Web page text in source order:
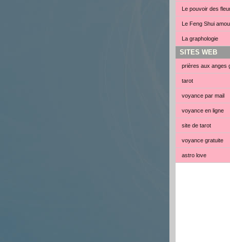
Le pouvoir des
Le Feng Shui
La graphologie
SITES WEB
prières aux anges
tarot
voyance par mail
voyance en ligne
site de tarot
voyance gratuite
astro love